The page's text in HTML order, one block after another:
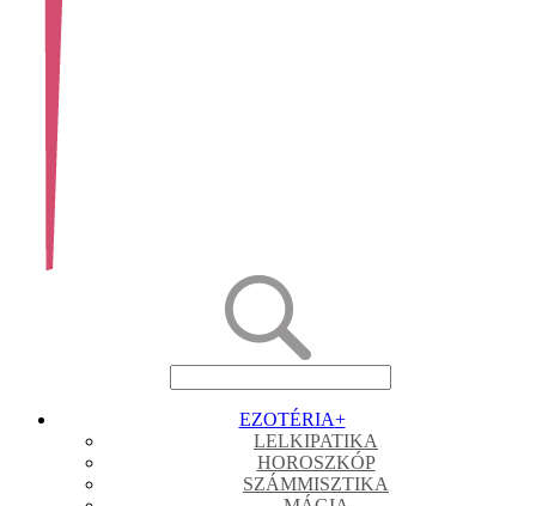
EZOTÉRIA+
LELKIPATIKA
HOROSZKÓP
SZÁMMISZTIKA